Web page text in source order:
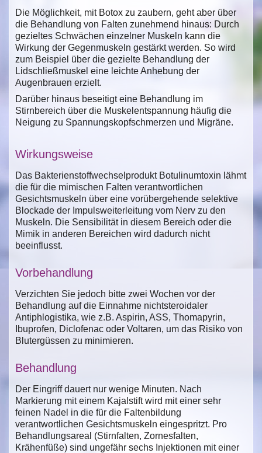
Die Möglichkeit, mit Botox zu zaubern, geht aber über
die Behandlung von Falten zunehmend hinaus: Durch
gezieltes Schwächen einzelner Muskeln kann die
Wirkung der Gegenmuskeln gestärkt werden. So wird
zum Beispiel über die gezielte Behandlung der
Lidschließmuskel eine leichte Anhebung der
Augenbrauen erzielt.
Darüber hinaus beseitigt eine Behandlung im
Stirnbereich über die Muskelentspannung häufig die
Neigung zu Spannungskopfschmerzen und Migräne.
Wirkungsweise
Das Bakterienstoffwechselprodukt Botulinumtoxin lähmt
die für die mimischen Falten verantwortlichen
Gesichtsmuskeln über eine vorübergehende selektive
Blockade der Impulsweiterleitung vom Nerv zu den
Muskeln. Die Sensibilität in diesem Bereich oder die
Mimik in anderen Bereichen wird dadurch nicht
beeinflusst.
Vorbehandlung
Verzichten Sie jedoch bitte zwei Wochen vor der
Behandlung auf die Einnahme nichtsteroidaler
Antiphlogistika, wie z.B. Aspirin, ASS, Thomapyrin,
Ibuprofen, Diclofenac oder Voltaren, um das Risiko von
Blutergüssen zu minimieren.
Behandlung
Der Eingriff dauert nur wenige Minuten. Nach
Markierung mit einem Kajalstift wird mit einer sehr
feinen Nadel in die für die Faltenbildung
verantwortlichen Gesichtsmuskeln eingespritzt. Pro
Behandlungsareal (Stirnfalten, Zornesfalten,
Krähenfüße) sind ungefähr sechs Injektionen mit einer